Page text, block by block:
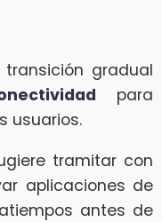
gradual
para
usuarios.
tramitar con
aplicaciones de
antes de